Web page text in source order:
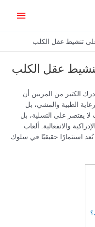
على تنشيط عقل الكلب
عقل الكلب
الكثير من المربين أن
الطبية والمشي، بل
يقتصر على التسلية، بل
والانفعالية. ألعاب
استثمارًا حقيقيًا في سلوك